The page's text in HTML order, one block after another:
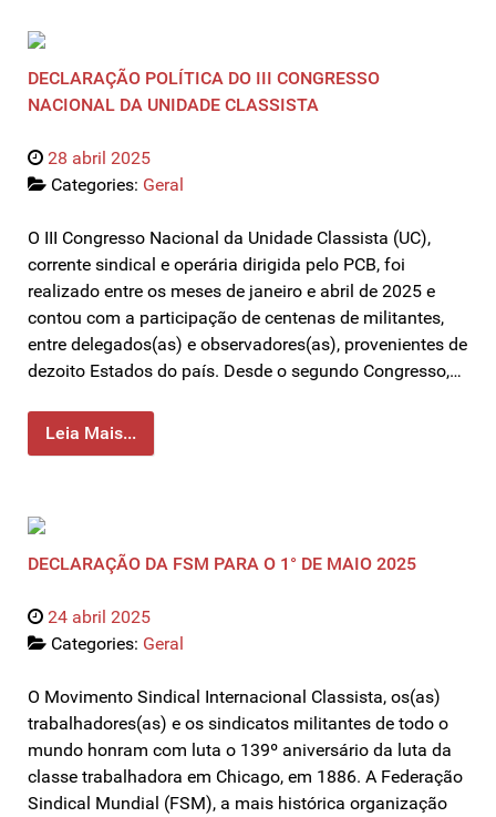
DECLARAÇÃO POLÍTICA DO III CONGRESSO
NACIONAL DA UNIDADE CLASSISTA
28 abril 2025
Categories: Geral
O III Congresso Nacional da Unidade Classista (UC),
corrente sindical e operária dirigida pelo PCB, foi
realizado entre os meses de janeiro e abril de 2025 e
contou com a participação de centenas de militantes,
entre delegados(as) e observadores(as), provenientes de
dezoito Estados do país. Desde o segundo Congresso,…
Leia Mais...
DECLARAÇÃO DA FSM PARA O 1° DE MAIO 2025
24 abril 2025
Categories: Geral
O Movimento Sindical Internacional Classista, os(as)
trabalhadores(as) e os sindicatos militantes de todo o
mundo honram com luta o 139º aniversário da luta da
classe trabalhadora em Chicago, em 1886. A Federação
Sindical Mundial (FSM), a mais histórica organização